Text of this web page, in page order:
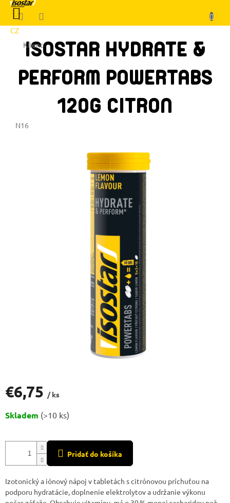
Prejsť
obsah
CZ
Klient
NÁKUPNÝ
KOŠÍK
ISOSTAR HYDRATE &
PERFORM POWERTABS
120G CITRON
N16
€6,75 / ks
cena:
Skladem (>10 ks)
Pridať do košíka
Izotonický a iónový nápoj v tabletách s citrónovou príchuťou na
podporu hydratácie, doplnenie elektrolytov a udržanie výkonu